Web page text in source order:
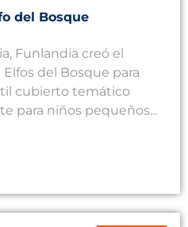
del Bosque
Funlandia creó el
del Bosque para
cubierto temático
para niños pequeños...